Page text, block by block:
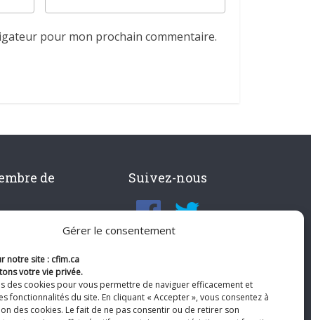
Gérer le consentement
notre site : cfim.ca
votre vie privée.
des cookies pour vous permettre de naviguer efficacement et
fonctionnalités du site. En cliquant « Accepter », vous consentez à
des cookies. Le fait de ne pas consentir ou de retirer son
pour mon prochain commentaire.
de
Suivez-nous